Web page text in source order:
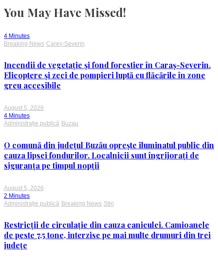
You May Have Missed!
4 Minutes
Breaking News Careș-Severin
Incendii de vegetație și fond forestier în Caraș-Severin.
Elicoptere și zeci de pompieri luptă cu flăcările în zone
greu accesibile
August 5, 2026
4 Minutes
Administrație publică Buzau
O comună din județul Buzău oprește iluminatul public din
cauza lipsei fondurilor. Localnicii sunt îngrijorați de
siguranța pe timpul nopții
August 5, 2026
2 Minutes
Administrație publică Breaking News Stiri
Restricții de circulație din cauza caniculei. Camioanele
de peste 7,5 tone, interzise pe mai multe drumuri din trei
județe